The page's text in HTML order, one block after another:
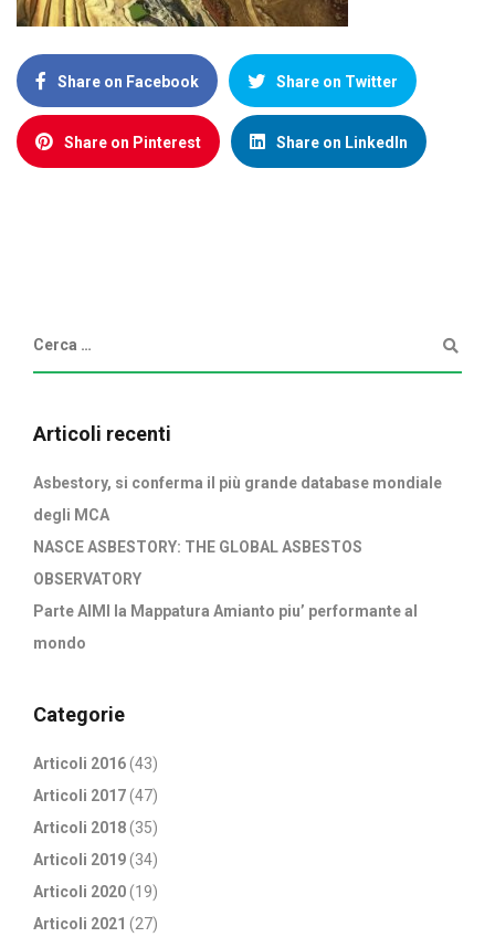
Share on Facebook Share on Twitter
Share on Pinterest Share on LinkedIn
Articoli recenti
Asbestory, si conferma il più grande database mondiale
degli MCA
NASCE ASBESTORY: THE GLOBAL ASBESTOS
OBSERVATORY
Parte AIMI la Mappatura Amianto piu’ performante al
mondo
Categorie
Articoli 2016(43)
Articoli 2017(47)
Articoli 2018(35)
Articoli 2019(34)
Articoli 2020(19)
Articoli 2021 (27)